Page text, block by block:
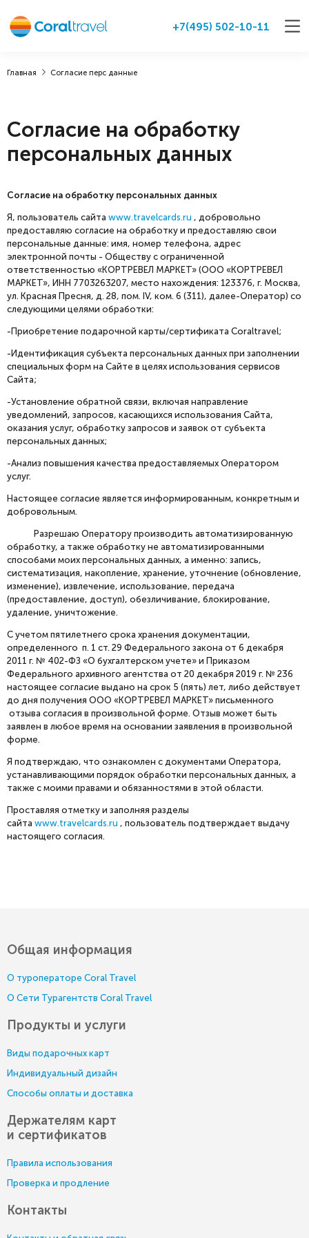
+7(495) 502-10-11
Главная Согласие перс данные
Согласие на обработку
персональных данных
Согласие на обработку персональных данных
Я, пользователь сайта www.travelcards.ru , добровольно
предоставляю согласие на обработку и предоставляю свои
персональные данные: имя, номер телефона, адрес
электронной почты - Обществу с ограниченной
ответственностью «КОРТРЕВЕЛ МАРКЕТ» (ООО «КОРТРЕВЕЛ
МАРКЕТ», ИНН 7703263207, место нахождения: 123376, г. Москва,
ул. Красная Пресня, д. 28, пом. IV, ком. 6 (311), далее-Оператор) со
следующими целями обработки:
-Приобретение подарочной карты/сертификата Coraltravel;
-Идентификация субъекта персональных данных при заполнении
специальных форм на Сайте в целях использования сервисов
Сайта;
-Установление обратной связи, включая направление
уведомлений, запросов, касающихся использования Сайта,
оказания услуг, обработку запросов и заявок от субъекта
персональных данных;
-Анализ повышения качества предоставляемых Оператором
услуг.
Настоящее согласие является информированным, конкретным и
добровольным.
Разрешаю Оператору производить автоматизированную
обработку, а также обработку не автоматизированными
способами моих персональных данных, а именно: запись,
систематизация, накопление, хранение, уточнение (обновление,
изменение), извлечение, использование, передача
(предоставление, доступ), обезличивание, блокирование,
удаление, уничтожение.
С учетом пятилетнего срока хранения документации,
определенного п. 1 ст. 29 Федерального закона от 6 декабря
2011 г. № 402-ФЗ «О бухгалтерском учете» и Приказом
Федерального архивного агентства от 20 декабря 2019 г. № 236
настоящее согласие выдано на срок 5 (пять) лет, либо действует
до дня получения ООО «КОРТРЕВЕЛ МАРКЕТ» письменного
отзыва согласия в произвольной форме. Отзыв может быть
заявлен в любое время на основании заявления в произвольной
форме.
Я подтверждаю, что ознакомлен с документами Оператора,
устанавливающими порядок обработки персональных данных, а
также с моими правами и обязанностями в этой области.
Проставляя отметку и заполняя разделы
сайта www.travelcards.ru , пользователь подтверждает выдачу
настоящего согласия.
Общая информация
О туроператоре Coral Travel
О Сети Турагентств Coral Travel
Продукты и услуги
Виды подарочных карт
Индивидуальный дизайн
Способы оплаты и доставка
Держателям карт
и сертификатов
Правила использования
Проверка и продление
Контакты
от 50 000 до 1 000 000 руб.